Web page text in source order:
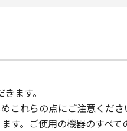
not have any third party
to the SOFTWARE. Except
Canon to you for any
ます。
これらの点にご注意くださ
す。ご使用の機器のすべて